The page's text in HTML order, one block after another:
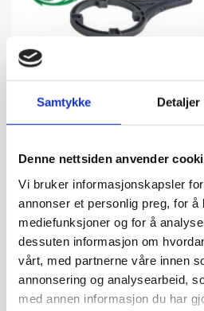
Samtykke Detaljer
Denne nettsiden anvender
Vi bruker informasjonskapsler
annonser et personlig preg, for å
mediefunksjoner og for å
dessuten informasjon om
vårt, med partnerne våre innen
annonsering og analysearbeid,
med annen informasjon du har
Filterhus og Filterpatroner
Filterhus og Filterpatroner.